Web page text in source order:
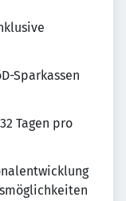
Sparkassen
Tagen pro